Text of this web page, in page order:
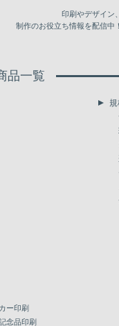
印刷やデザイン、
制作のお役立ち情報を配信中！
品一覧
ー印刷
念品印刷